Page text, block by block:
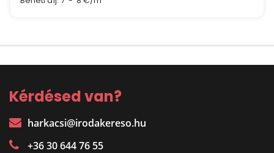
Kérdésed van?
harkacsi@irodakereso.hu
+36 30 644 76 55